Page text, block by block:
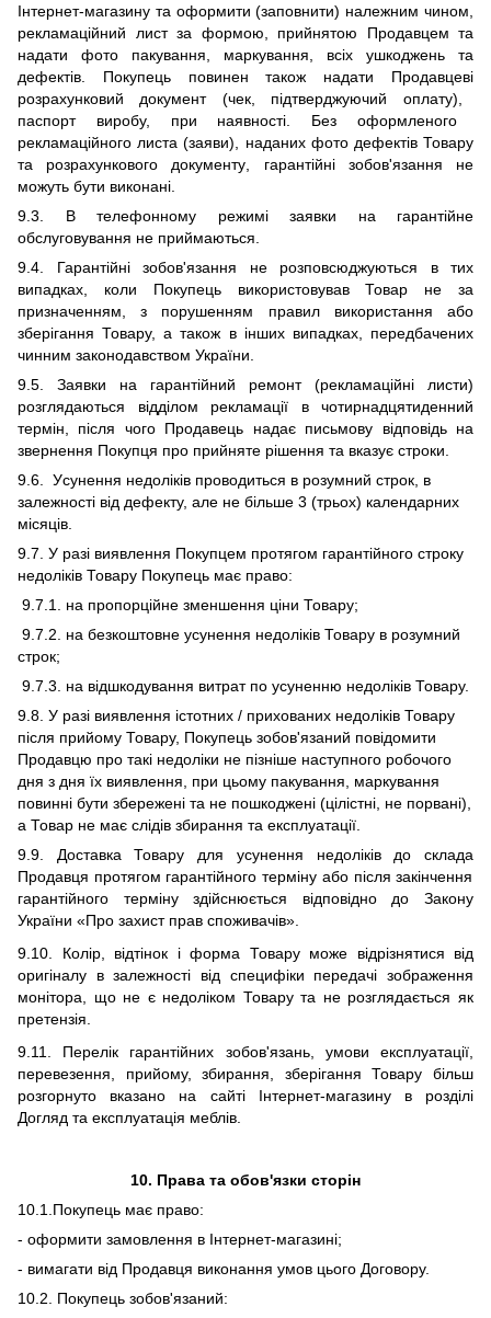
Інтернет-магазину та оформити (заповнити) належним чином,
рекламаційний лист за формою, прийнятою Продавцем та
надати фото пакування, маркування, всіх ушкоджень та
дефектів . Покупець повинентакож надати Продавцеві
розрахунковий документ (чек, підтверджуючий оплату),
паспорт виробу, при наявності. Без оформленого
рекламаційного листа (заяви), наданихфото дефектів Товару
та розрахункового документу , гарантійні зобов'язання не
можуть бути виконані.
9.3. Втелефонному режимі заявки на гарантійне
обслуговування не приймаються.
9.4. Гарантійні зобов'язання не розповсюджуються в тих
випадках, коли Покупець використовував Товар не за
призначенням, з порушенням правил використання або
зберігання Товару, а також в інших випадках, передбачених
чинним законодавством України.
9.5. Заявки на гарантійний ремонт (рекламаційні листи)
розглядаються відділом рекламації в чотирнадцятиденний
термін, після чого Продавець надає письмову відповідь на
звернення Покупця про прийняте рішення та вказує строки.
9.6. Усунення недоліків проводиться в розумний строк, в
залежності від дефекту, але не більше 3 (трьох) календарних
місяців.
9.7. У разі виявлення Покупцем протягом гарантійного строку
недоліків Товару Покупець має право:
9.7.1. на пропорційне зменшення ціни Товару;
9.7.2. на безкоштовне усунення недоліків Товару в розумний
строк;
9.7.3. на відшкодування витрат по усуненню недоліків Товару.
9.8. У разі виявлення істотних / прихованих недоліків Товару
після прийому Товару, Покупець зобов'язаний повідомити
Продавцю про такі недоліки не пізніше наступного робочого
дня з дня їх виявлення, при цьому пакування, маркування
повинні бути збережені та не пошкоджені (цілістні, не порвані),
а Товар не має слідів збирання та експлуатації.
9.9 . Доставка Товару для усунення недоліків до склада
Продавця протягом гарантійного терміну або після закінчення
гарантійного терміну здійснюється відповідно до Закону
України «Про захист прав споживачів».
9.10 . Колір, відтінок і форма Товару може відрізнятися від
оригіналу в залежності від специфіки передачі зображення
монітора, що не є недоліком Товару та не розглядається як
претензія.
9.11. Перелік гарантійних зобов'язань, умови експлуатації,
перевезення, прийому, збирання, зберігання Товару більш
розгорнуто вказано на сайті Інтернет-магазину в розділі
Догляд та експлуатація меблів.
10. Права та обов'язки сторін
10.1 .Покупець має право:
- оформити замовлення в Інтернет-магазині;
- вимагати від Продавця виконання умов цього Договору.
10 .2. Покупець зобов'язаний: